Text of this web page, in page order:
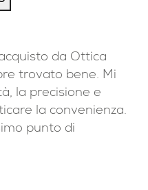
da Ottica
trovato bene. Mi
la precisione e
la convenienza.
punto di